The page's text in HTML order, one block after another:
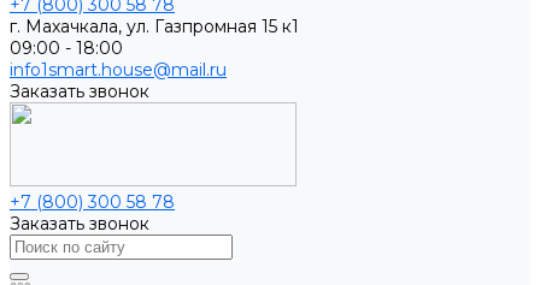
+7 (800) 300 58 78
г. Махачкала, ул. Газпромная 15 к1
09:00 - 18:00
info1smart.house@mail.ru
Заказать звонок
+7 (800) 300 58 78
Заказать звонок